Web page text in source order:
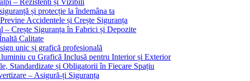
– Rezistenti și Vizibili
și protecție la îndemâna ta
Accidentele și Crește Siguranța
– Crește Siguranța în Fabrici și Depozite
Calitate
unic și grafică profesională
cu Grafică Inclusă pentru Interior și Exterior
Standardizate și Obligatorii în Fiecare Spațiu
– Asigură-ți Siguranța